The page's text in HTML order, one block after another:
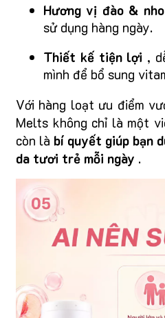
Hương vị đào &
sử dụng hàng ngày.
Thiết kế tiện lợi ,
mình để bổ sung
Với hàng loạt ưu điểm
Melts không chỉ là một
còn là bí quyết giúp bạn
da tươi trẻ mỗi ngày .